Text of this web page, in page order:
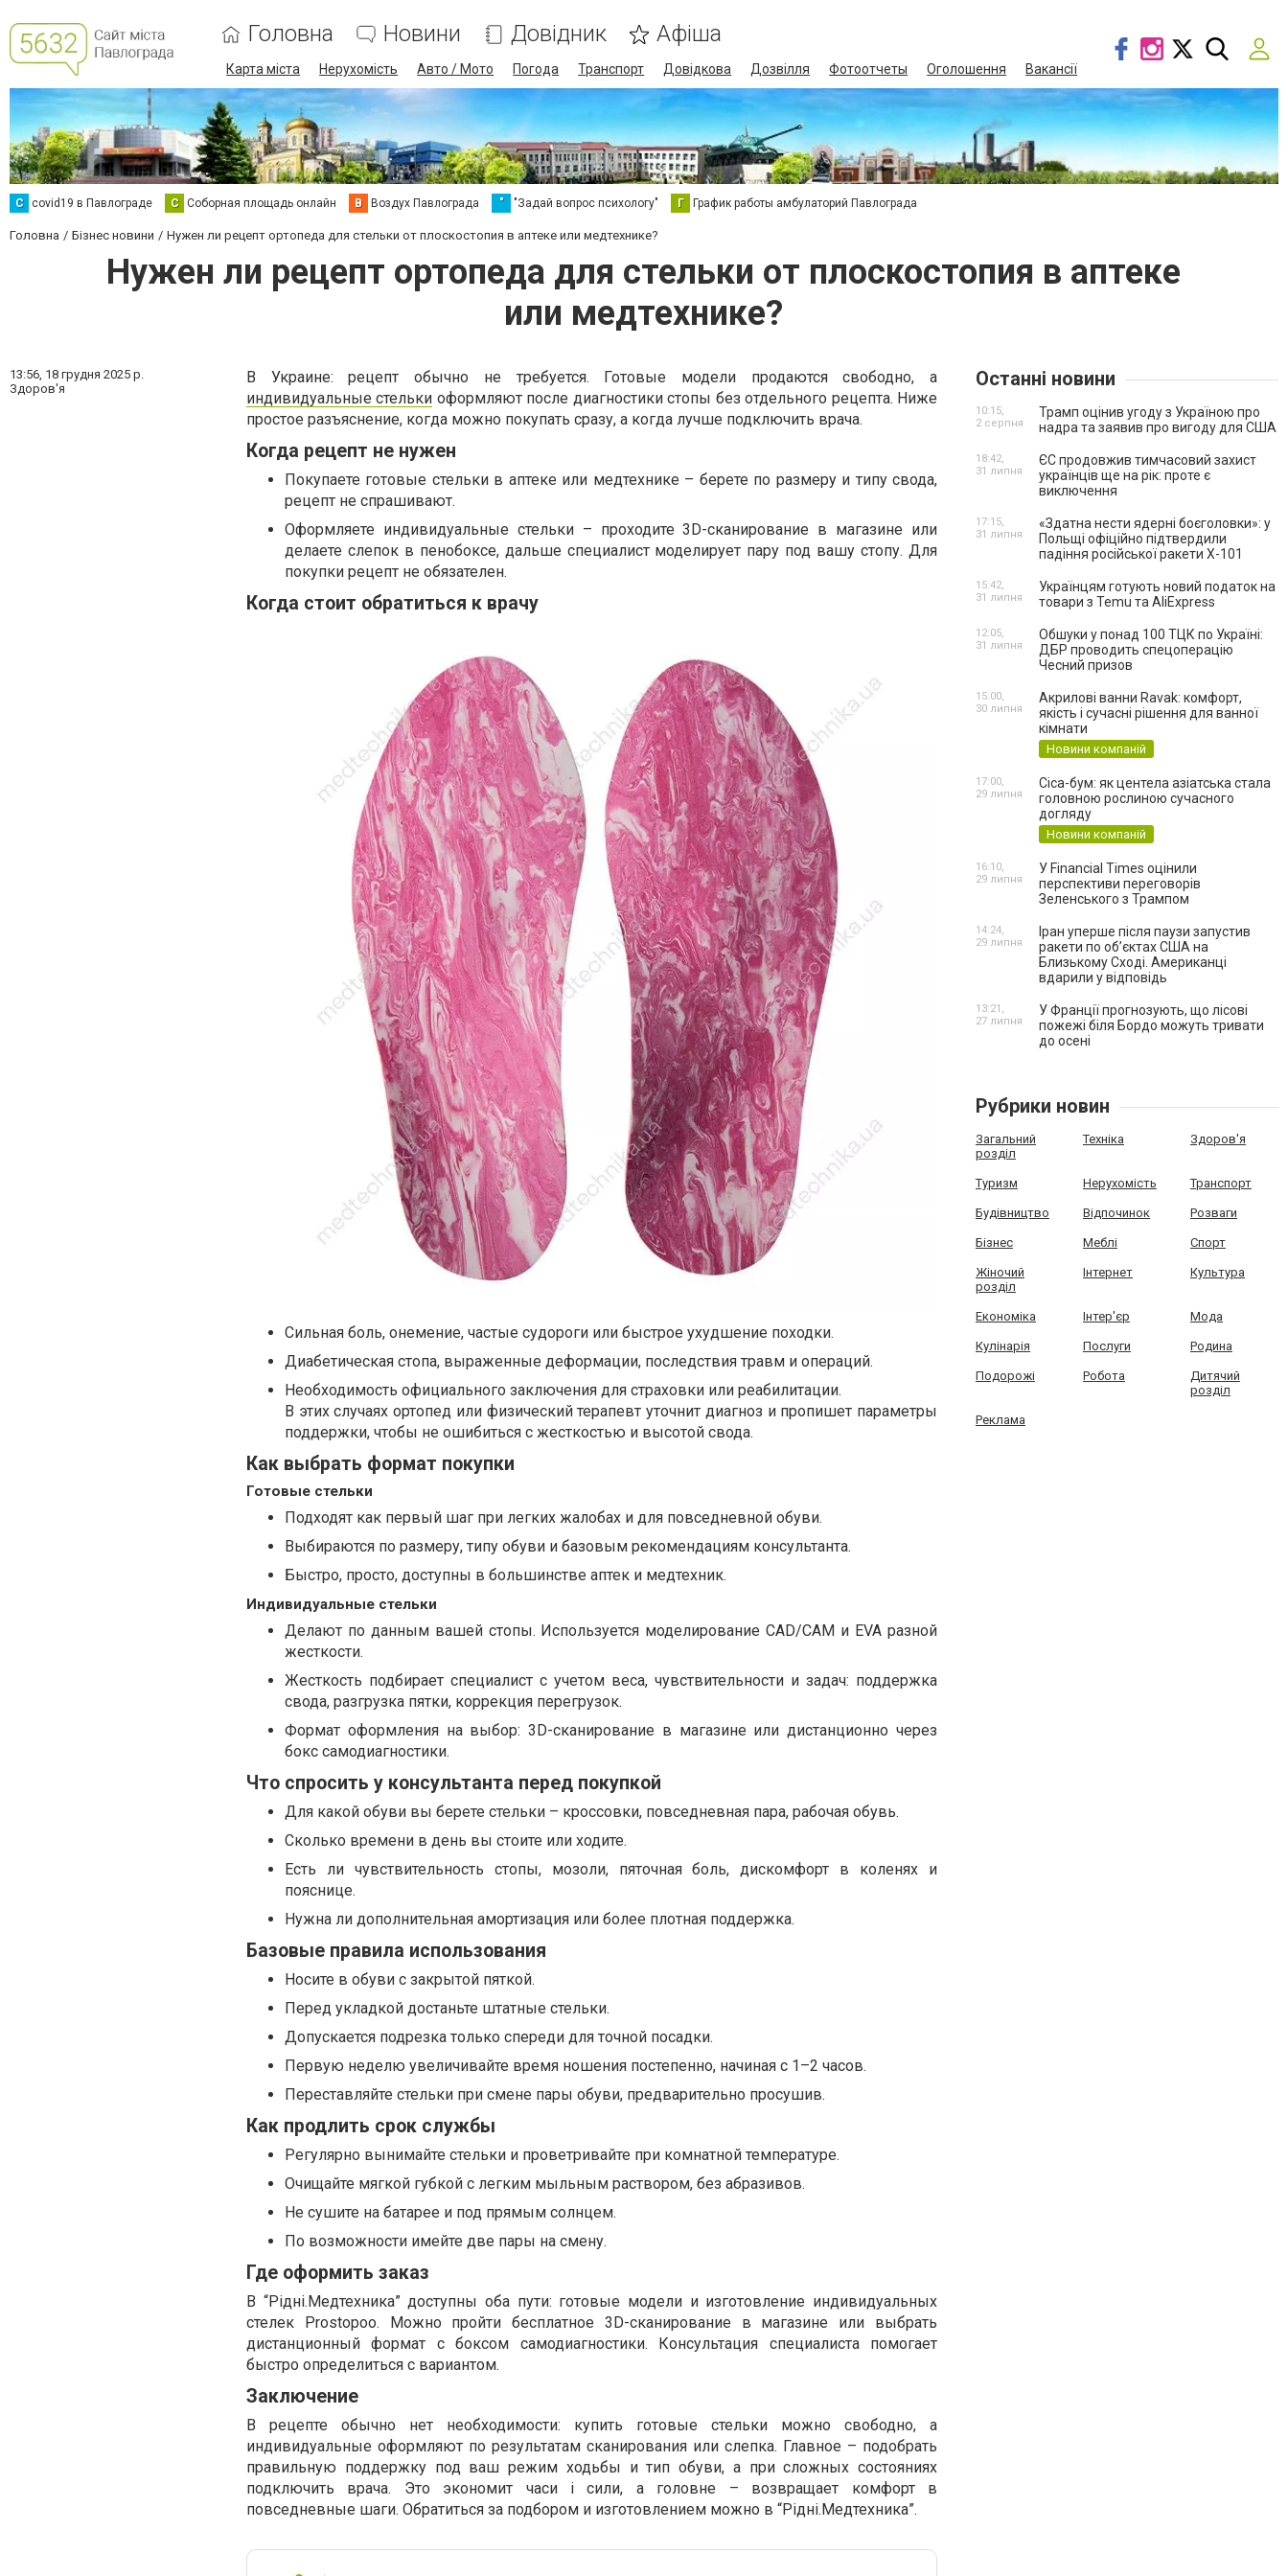
Головна Новини Довідник Афіша
Карта міста Нерухомість Авто / Мото Погода Транспорт Довідкова Дозвілля Фотоотчеты Оголошення Вакансії
C covid19 в Павлограде С Соборная площадь онлайн В Воздух Павлограда " "Задай вопрос психологу" Г График работы амбулаторий Павлограда
Головна Бізнес новини Нужен ли рецепт ортопеда для стельки от плоскостопия в аптеке или медтехнике?
Нужен ли рецепт ортопеда для стельки от плоскостопия в аптеке
или медтехнике?
13:56, 18 грудня 2025 р.
Здоров'я
В Украине: рецепт обычно не требуется. Готовые модели продаются свободно, а
индивидуальные стельки оформляют после диагностики стопы без отдельного рецепта. Ниже
простое разъяснение, когда можно покупать сразу, а когда лучше подключить врача.
Когда рецепт не нужен
Покупаете готовые стельки в аптеке или медтехнике – берете по размеру и типу свода,
рецепт не спрашивают.
Оформляете индивидуальные стельки – проходите 3D-сканирование в магазине или
делаете слепок в пенобоксе, дальше специалист моделирует пару под вашу стопу. Для
покупки рецепт не обязателен.
Когда стоит обратиться к врачу
Сильная боль, онемение, частые судороги или быстрое ухудшение походки.
Диабетическая стопа, выраженные деформации, последствия травм и операций.
Необходимость официального заключения для страховки или реабилитации.
В этих случаях ортопед или физический терапевт уточнит диагноз и пропишет параметры
поддержки, чтобы не ошибиться с жесткостью и высотой свода.
Как выбрать формат покупки
Готовые стельки
Подходят как первый шаг при легких жалобах и для повседневной обуви.
Выбираются по размеру, типу обуви и базовым рекомендациям консультанта.
Быстро, просто, доступны в большинстве аптек и медтехник.
Индивидуальные стельки
Делают по данным вашей стопы. Используется моделирование CAD/CAM и EVA разной
жесткости.
Жесткость подбирает специалист с учетом веса, чувствительности и задач: поддержка
свода, разгрузка пятки, коррекция перегрузок.
Формат оформления на выбор: 3D-сканирование в магазине или дистанционно через
бокс самодиагностики.
Что спросить у консультанта перед покупкой
Для какой обуви вы берете стельки – кроссовки, повседневная пара, рабочая обувь.
Сколько времени в день вы стоите или ходите.
Есть ли чувствительность стопы, мозоли, пяточная боль, дискомфорт в коленях и
пояснице.
Нужна ли дополнительная амортизация или более плотная поддержка.
Базовые правила использования
Носите в обуви с закрытой пяткой.
Перед укладкой достаньте штатные стельки.
Допускается подрезка только спереди для точной посадки.
Первую неделю увеличивайте время ношения постепенно, начиная с 1–2 часов.
Переставляйте стельки при смене пары обуви, предварительно просушив.
Как продлить срок службы
Регулярно вынимайте стельки и проветривайте при комнатной температуре.
Очищайте мягкой губкой с легким мыльным раствором, без абразивов.
Не сушите на батарее и под прямым солнцем.
По возможности имейте две пары на смену.
Где оформить заказ
В “Рідні.Медтехника” доступны оба пути: готовые модели и изготовление индивидуальных
стелек Prostopoo. Можно пройти бесплатное 3D-сканирование в магазине или выбрать
дистанционный формат с боксом самодиагностики. Консультация специалиста помогает
быстро определиться с вариантом.
Заключение
В рецепте обычно нет необходимости: купить готовые стельки можно свободно, а
индивидуальные оформляют по результатам сканирования или слепка. Главное – подобрать
правильную поддержку под ваш режим ходьбы и тип обуви, а при сложных состояниях
подключить врача. Это экономит часи і сили, а головне – возвращает комфорт в
повседневные шаги. Обратиться за подбором и изготовлением можно в “Рідні.Медтехника”.
Останні новини
Трамп оцінив угоду з Україною про
надра та заявив про вигоду для США
10:15,
2 серпня
ЄС продовжив тимчасовий захист
українців ще на рік: проте є
виключення
18:42,
31 липня
«Здатна нести ядерні боєголовки»: у
Польщі офіційно підтвердили
падіння російської ракети Х-101
17:15,
31 липня
Українцям готують новий податок на
товари з Temu та AliExpress
15:42,
31 липня
Обшуки у понад 100 ТЦК по Україні:
ДБР проводить спецоперацію
Чесний призов
12:05,
31 липня
Акрилові ванни Ravak: комфорт,
якість і сучасні рішення для ванної
кімнати
Новини компаній
15:00,
30 липня
Cica-бум: як центела азіатська стала
головною рослиною сучасного
догляду
Новини компаній
17:00,
29 липня
У Financial Times оцінили
перспективи переговорів
Зеленського з Трампом
16:10,
29 липня
Іран уперше після паузи запустив
ракети по обʼєктах США на
Близькому Сході. Американці
вдарили у відповідь
14:24,
29 липня
У Франції прогнозують, що лісові
пожежі біля Бордо можуть тривати
до осені
13:21,
27 липня
Рубрики новин
Загальний
розділ
Техніка Здоров'я
Туризм Нерухомість Транспорт
Будівництво Відпочинок Розваги
Бізнес Меблі Спорт
Жіночий
розділ
Інтернет Культура
Економіка Інтер'єр Мода
Кулінарія Послуги Родина
Подорожі Робота
Дитячий
розділ
Реклама